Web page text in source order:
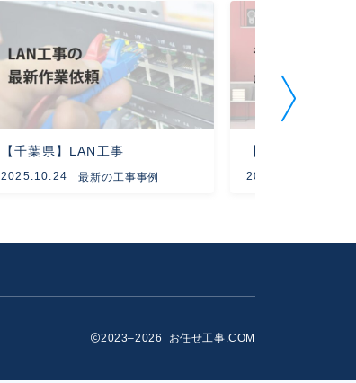
【千葉県】LAN工事
2025.10.24 最新の工事事例 2024.03.05
2023–2026 お任せ工事.COM